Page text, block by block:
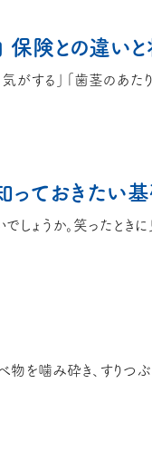
保険との違い
知っておきたい